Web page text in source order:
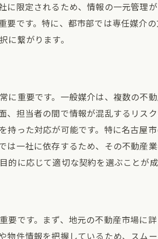
限定されるため、情報の一元管理
です。特に、都市部では専任媒介
繋がります。
重要です。一般媒介は、複数の不
担当者の間で情報が混乱するリス
った対応が可能です。特に名古屋
一社に依存するため、その不動産
に応じて適切な契約を選ぶことが成
です。まず、地元の不動産市場に
件情報を把握しているため、スム